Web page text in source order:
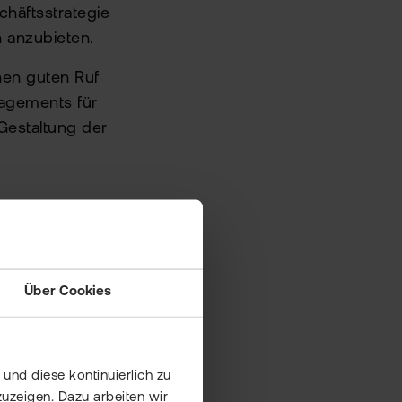
Über Cookies
diese kontinuierlich zu
Dazu arbeiten wir
anzubieten.
guten Ruf
für
der
eher
und seines